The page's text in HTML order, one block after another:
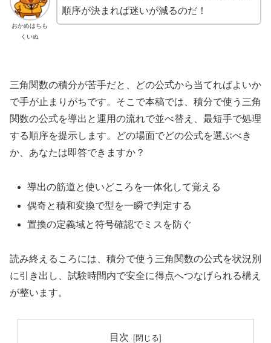
おかめはちも
くいぬ
順序が決まれば迷いが減るのだ！
三角関数の積分が苦手だと、どの公式から当てればよいか
で手が止まりがちです。そこで本稿では、積分で使う三角
関数の公式を導出と運用の流れで並べ替え、最短手で処理
する順序を提示します。どの場面でどの公式を選ぶべき
か、あなたは即答できますか？
導出の筋道と使いどころを一体化して覚える
偶奇と積和変換で型を一瞬で判定する
置換の定義域と符号確認でミスを防ぐ
読み終えるころには、積分で使う三角関数の公式を状況別
に引き出し、試験時間内で安全に得点へつなげられる構え
が整います。
目次